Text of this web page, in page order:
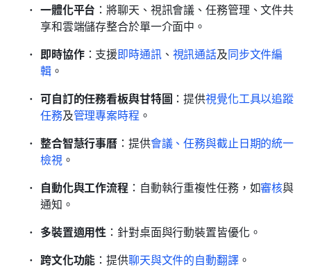
一體化平台 ：將聊天、視訊會議、任務管理、文件共
享和雲端儲存整合於單一介面中。
即時協作：支援即時通訊、 視訊通話及同步文件編
輯。
可自訂的任務看板與甘特圖 ：提供視覺化工具以追蹤
任務及管理專案時程 。
整合智慧行事曆 ：提供會議、任務與截止日期的統一
檢視。
自動化與工作流程 ：自動執行重複性任務，如審核與
通知。
多裝置適用性 ：針對桌面與行動裝置皆優化。
跨文化功能 ：提供聊天與文件的自動翻譯。